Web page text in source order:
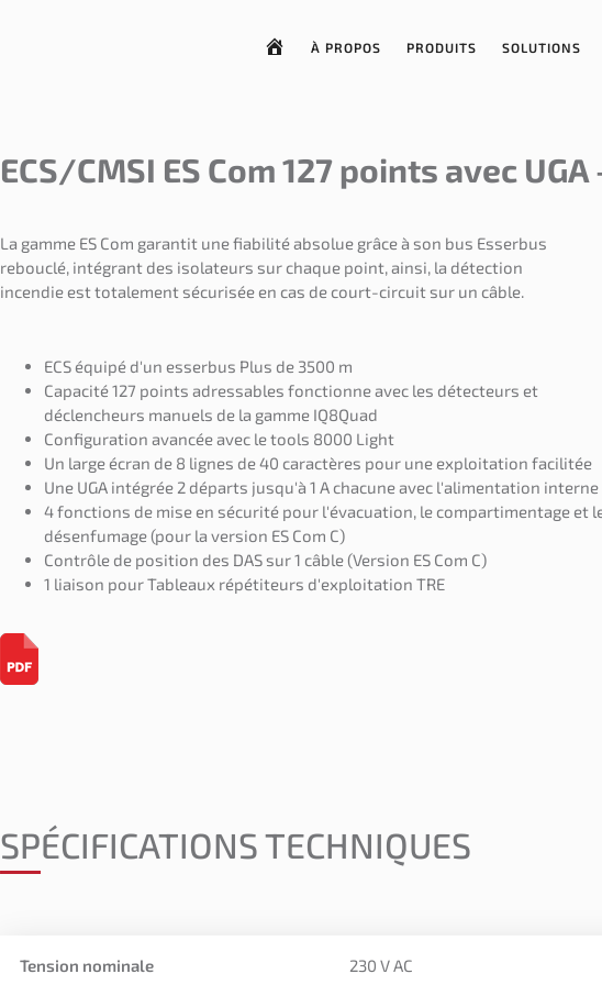
À PROPOS PRODUITS SOLUTIONS
ECS/CMSI ES Com 127 points avec UGA
La gamme ES Com garantit une fiabilité absolue grâce à son bus Esserbus
rebouclé, intégrant des isolateurs sur chaque point, ainsi, la détection
incendie est totalement sécurisée en cas de court-circuit sur un câble.
ECS équipé d'un esserbus Plus de 3500 m
Capacité 127 points adressables fonctionne avec les détecteurs et
déclencheurs manuels de la gamme IQ8Quad
Configuration avancée avec le tools 8000 Light
Un large écran de 8 lignes de 40 caractères pour une exploitation facilitée
Une UGA intégrée 2 départs jusqu'à 1 A chacune avec l'alimentation interne
4 fonctions de mise en sécurité pour l'évacuation, le compartimentage et
désenfumage (pour la version ES Com C)
Contrôle de position des DAS sur 1 câble (Version ES Com C)
1 liaison pour Tableaux répétiteurs d'exploitation TRE
SPÉCIFICATIONS TECHNIQUES
Tension nominale 230 V AC